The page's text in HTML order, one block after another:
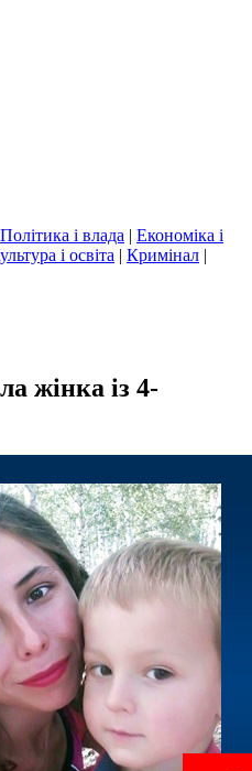
Політика і влада | Економіка і
і освіта | Кримінал |
жінка із 4-